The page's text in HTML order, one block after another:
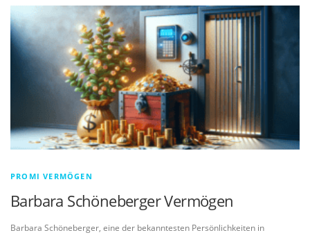
PROMI VERMÖGEN
Barbara Schöneberger Vermögen
Barbara Schöneberger, eine der bekanntesten Persönlichkeiten in